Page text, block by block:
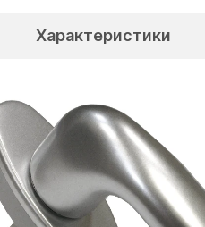
Характеристики